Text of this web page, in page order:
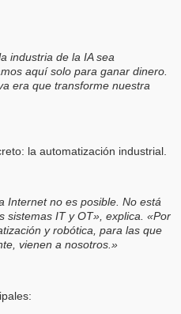
industria de la IA sea
aquí solo para ganar dinero.
era que transforme nuestra
la automatización industrial.
Internet no es posible. No está
sistemas IT y OT», explica. «Por
y robótica, para las que
vienen a nosotros.»